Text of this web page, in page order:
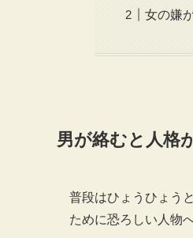
女の嫌
男が絡むと人格
普段はひょうひょう
ために恐ろしい人物